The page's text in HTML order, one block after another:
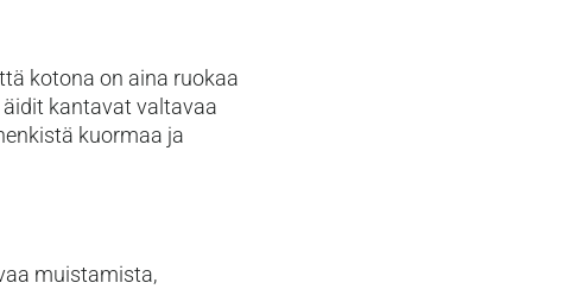
kotona on aina ruokaa
kantavat valtavaa
kuormaa ja
muistamista,